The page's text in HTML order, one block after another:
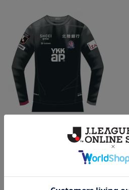
【長袖】2026/27オーセンティッ
クユニフォーム GK 2nd